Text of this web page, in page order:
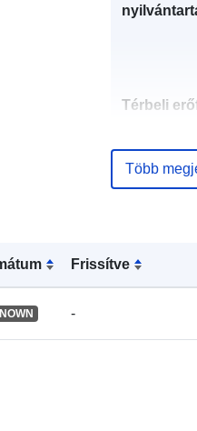
Frissítve
-
Térbeli
Több